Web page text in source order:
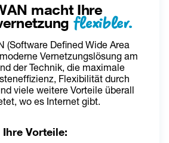
macht Ihre
flexibler.
(Software Defined Wide Area
Vernetzungslösung am
der Technik, die maximale
Flexibilität durch
viele weitere Vorteile überall
wo es Internet gibt.
Ihre Vorteile: